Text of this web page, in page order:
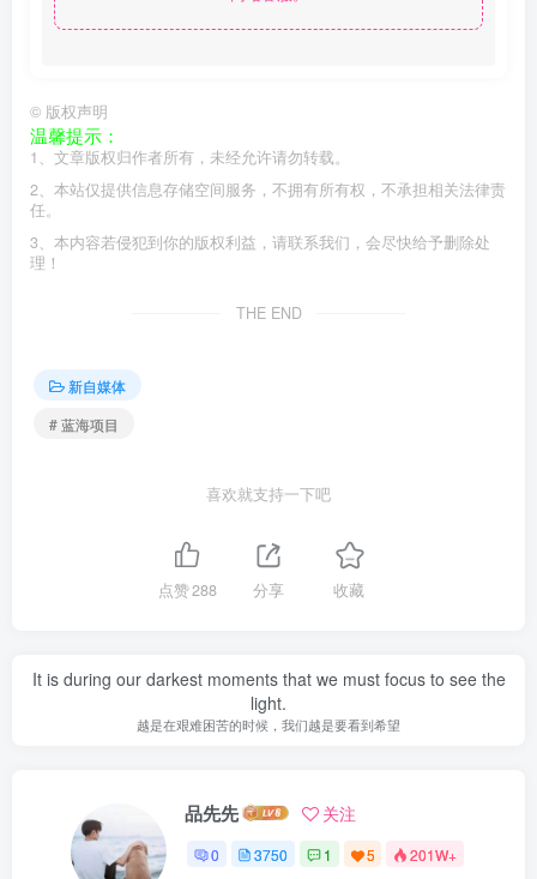
© 版权声明
温馨提示：
1、文章版权归作者所有，未经允许请勿转载。
2、本站仅提供信息存储空间服务，不拥有所有权，不承担相关法律责
任。
3、本内容若侵犯到你的版权利益，请联系我们，会尽快给予删除处
理！
THE END
新自媒体
# 蓝海项目
喜欢就支持一下吧
点赞288 分享 收藏
It is during our darkest moments that we must focus to see the
light.
越是在艰难困苦的时候，我们越是要看到希望
品先先 关注
0 3750 1 5 201W+